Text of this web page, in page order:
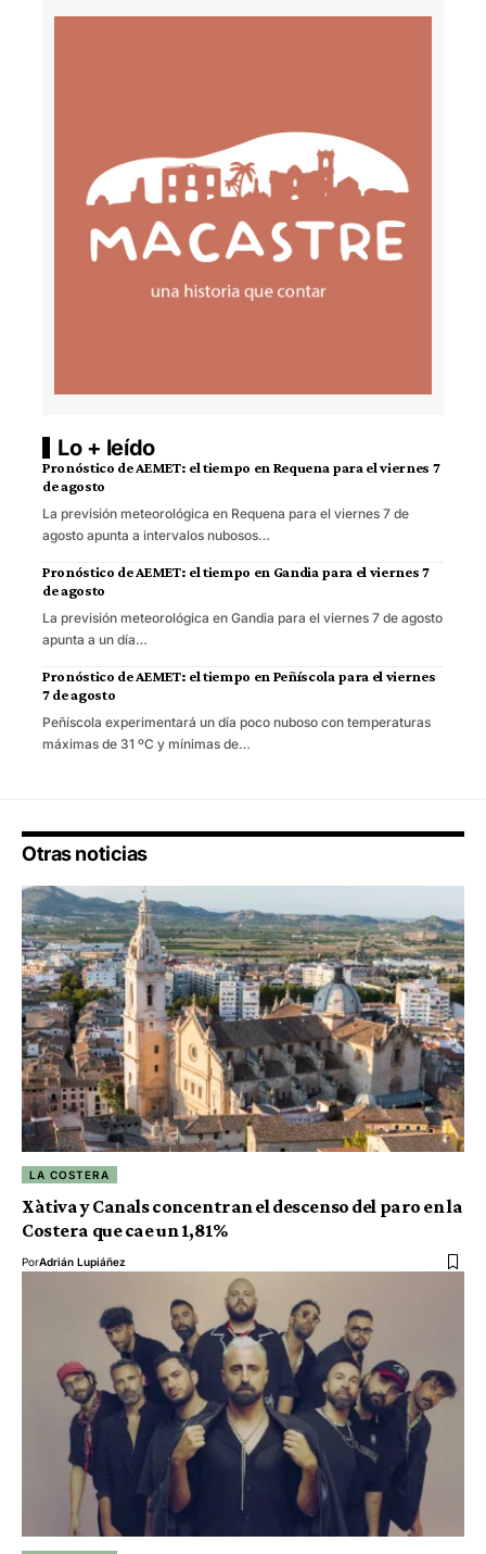
Lo + leído
Pronóstico de AEMET: el tiempo en Requena para el viernes 7
de agosto
La previsión meteorológica en Requena para el viernes 7 de
agosto apunta a intervalos nubosos…
Pronóstico de AEMET: el tiempo en Gandia para el viernes 7
de agosto
La previsión meteorológica en Gandia para el viernes 7 de agosto
apunta a un día…
Pronóstico de AEMET: el tiempo en Peñíscola para el viernes
7 de agosto
Peñíscola experimentará un día poco nuboso con temperaturas
máximas de 31 ºC y mínimas de…
Otras noticias
LA COSTERA
Xàtiva y Canals concentran el descenso del paro en la
Costera que cae un 1,81%
PorAdrián Lupiáñez